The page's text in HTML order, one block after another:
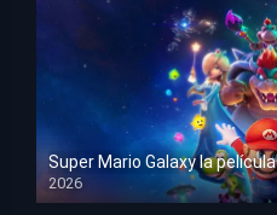
Super Mario Galaxy la película
2026
HD 1080p